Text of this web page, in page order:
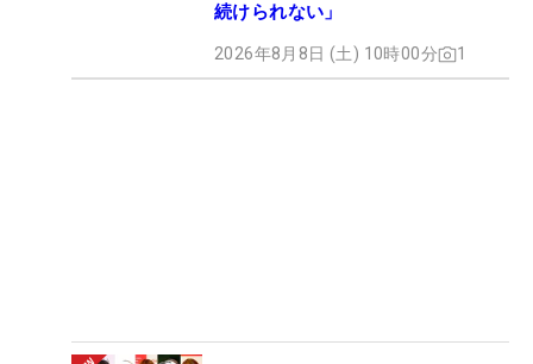
続けられない」
2026年8月8日 (土) 10時00分 1